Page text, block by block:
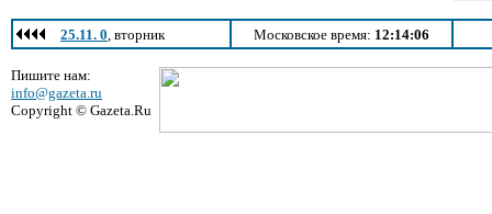
25.11. 0, вторник Московское время: 12:14:06
Пишите нам:
info@gazeta.ru
Copyright © Gazeta.Ru